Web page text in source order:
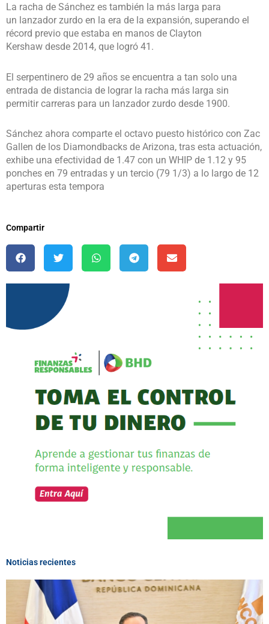
La racha de Sánchez es también la más larga para
un lanzador zurdo en la era de la expansión, superando el
récord previo que estaba en manos de Clayton
Kershaw desde 2014, que logró 41.
El serpentinero de 29 años se encuentra a tan solo una
entrada de distancia de lograr la racha más larga sin
permitir carreras para un lanzador zurdo desde 1900.
Sánchez ahora comparte el octavo puesto histórico con Zac
Gallen de los Diamondbacks de Arizona, tras esta actuación,
exhibe una efectividad de 1.47 con un WHIP de 1.12 y 95
ponches en 79 entradas y un tercio (79 1/3) a lo largo de 12
aperturas esta tempora
Compartir
Noticias recientes